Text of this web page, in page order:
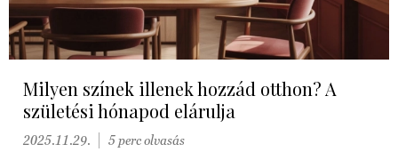
Milyen színek illenek hozzád otthon? A
születési hónapod elárulja
2025.11.29. 5 perc olvasás